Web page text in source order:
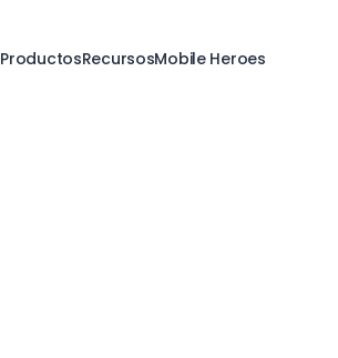
ProductosRecursosMobile Heroes